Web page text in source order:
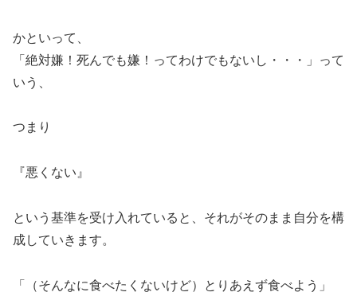
かといって、
「絶対嫌！死んでも嫌！ってわけでもないし・・・」って
いう、
つまり
『悪くない』
という基準を受け入れていると、それがそのまま自分を構
成していきます。
「（そんなに食べたくないけど）とりあえず食べよう」